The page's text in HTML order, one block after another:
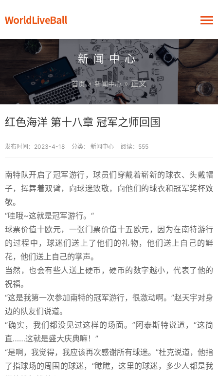
新闻中心
首页 »新闻中心» 正文
红色海洋 第十八章 冠军之师回国
发布时间：2023-4-18 分类： 新闻中心 阅读：555
南特队开启了冠军游行，球员们穿戴着崭新的球衣、头戴帽
子，挥舞着双臂，向球迷致敬，向他们的球衣和冠军奖杯致
敬。
“哇哦~这就是冠军游行。“
球票价值十欧元，一张门票价值十五欧元，因为在南特游行
的过程中，球迷们送上了他们的礼物，他们送上自己的鲜
花，他们送上自己的掌声。
当然，也会有些人送上硬币，硬币的数字越小，代表了他的
祝福。
“这是我第一次参加南特的冠军游行，很激动啊。”赵天宇对身
边的队友们说道。
“确实，我们都没见过这样的场面。”阿泰斯特说道，“这简
直……这就是盛大庆典嘛！”
“是啊，我觉得，我应该再次感谢所有球迷。”杜克说道，他指
了指球场的周围的球迷，“瞧瞧，这里的球迷，多少人都是我